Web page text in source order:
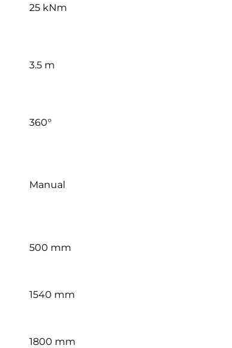
25 kNm
3.5 m
360°
Manual
500 mm
1540 mm
1800 mm